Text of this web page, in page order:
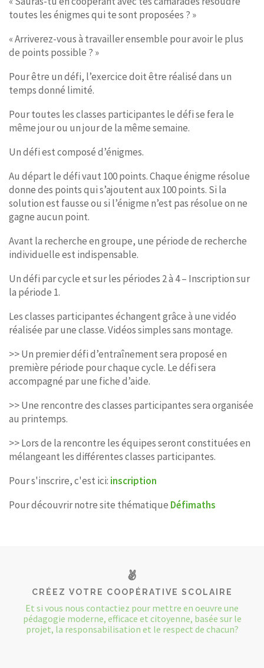
toutes les énigmes qui te sont proposées ? »
« Arriverez-vous à travailler ensemble pour avoir le plus
de points possible ? »
Pour être un défi, l’exercice doit être réalisé dans un
temps donné limité.
Pour toutes les classes participantes le défi se fera le
même jour ou un jour de la même semaine.
Un défi est composé d’énigmes.
Au départ le défi vaut 100 points. Chaque énigme résolue
donne des points qui s’ajoutent aux 100 points. Si la
solution est fausse ou si l’énigme n’est pas résolue on ne
gagne aucun point.
Avant la recherche en groupe, une période de recherche
individuelle est indispensable.
Un défi par cycle et sur les périodes 2 à 4 – Inscription sur
la période 1.
Les classes participantes échangent grâce à une vidéo
réalisée par une classe. Vidéos simples sans montage.
>> Un premier défi d’entraînement sera proposé en
première période pour chaque cycle. Le défi sera
accompagné par une fiche d’aide.
>> Une rencontre des classes participantes sera organisée
au printemps.
>> Lors de la rencontre les équipes seront constituées en
mélangeant les différentes classes participantes.
Pour s'inscrire, c'est ici: inscription
Pour découvrir notre site thématique Défimaths
CRÉEZ VOTRE COOPÉRATIVE SCOLAIRE
Et si vous nous contactiez pour mettre en oeuvre une
pédagogie moderne, efficace et citoyenne, basée sur le
projet, la responsabilisation et le respect de chacun?